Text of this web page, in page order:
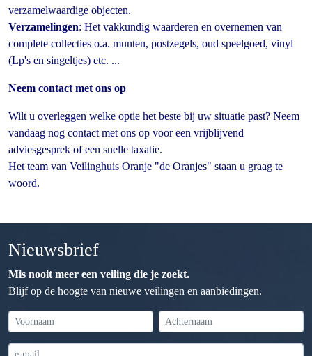
verzamelwaardige objecten.
Verzamelingen: Het vakkundig waarderen en overnemen van
complete collecties o.a. munten, postzegels, oud speelgoed, vinyl
(Lp's en singeltjes) etc. ...
Neem contact met ons op
Wilt u overleggen welke optie het beste bij uw situatie past? Neem
vandaag nog contact met ons op voor een vrijblijvend
adviesgesprek of een snelle taxatie.
Het team van Veilinghuis Oranje "de Oranjes" staan u graag te
woord.
Nieuwsbrief
Mis nooit meer een veiling die je zoekt.
Blijf op de hoogte van nieuwe veilingen en aanbiedingen.